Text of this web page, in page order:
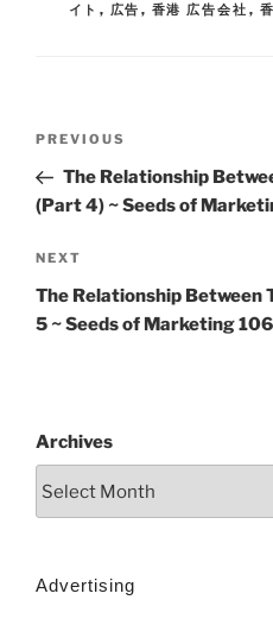
イト , 広告 , 香港 広告会社 ,
PREVIOUS
The Relationship
(Part 4) ~ Seeds of
NEXT
The Relationship Between
5 ~ Seeds of Marketing 106
Archives
Advertising